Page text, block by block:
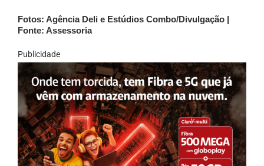
Fotos: Agência Deli e Estúdios Combo/Divulgação |
Fonte: Assessoria
Publicidade